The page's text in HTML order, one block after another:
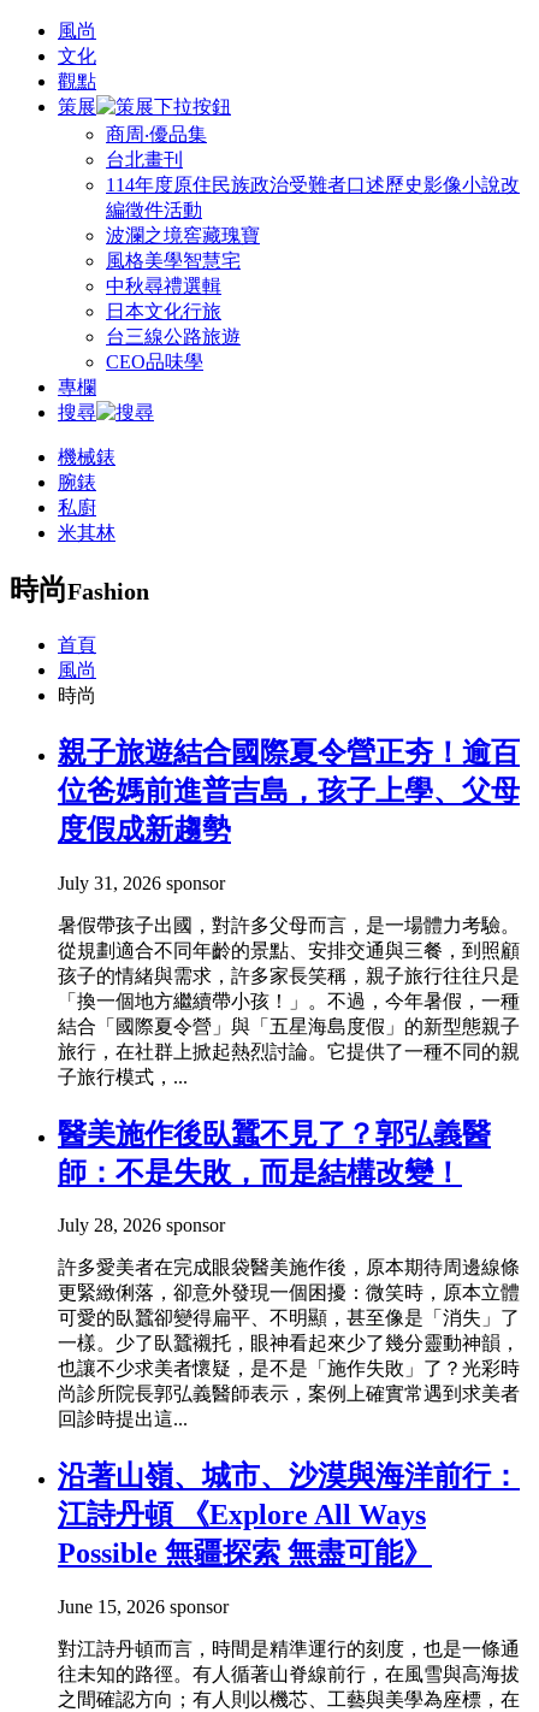
風尚
文化
觀點
策展
商周‧優品集
台北畫刊
114年度原住民族政治受難者口述歷史影像小說改
編徵件活動
波瀾之境窖藏瑰寶
風格美學智慧宅
中秋尋禮選輯
日本文化行旅
台三線公路旅遊
CEO品味學
專欄
搜尋
機械錶
腕錶
私廚
米其林
時尚Fashion
首頁
風尚
時尚
親子旅遊結合國際夏令營正夯！逾百
位爸媽前進普吉島，孩子上學、父母
度假成新趨勢
July 31, 2026 sponsor
暑假帶孩子出國，對許多父母而言，是一場體力考驗。
從規劃適合不同年齡的景點、安排交通與三餐，到照顧
孩子的情緒與需求，許多家長笑稱，親子旅行往往只是
「換一個地方繼續帶小孩！」。不過，今年暑假，一種
結合「國際夏令營」與「五星海島度假」的新型態親子
旅行，在社群上掀起熱烈討論。它提供了一種不同的親
子旅行模式，...
醫美施作後臥蠶不見了？郭弘義醫
師：不是失敗，而是結構改變！
July 28, 2026 sponsor
許多愛美者在完成眼袋醫美施作後，原本期待周邊線條
更緊緻俐落，卻意外發現一個困擾：微笑時，原本立體
可愛的臥蠶卻變得扁平、不明顯，甚至像是「消失」了
一樣。少了臥蠶襯托，眼神看起來少了幾分靈動神韻，
也讓不少求美者懷疑，是不是「施作失敗」了？光彩時
尚診所院長郭弘義醫師表示，案例上確實常遇到求美者
回診時提出這...
沿著山嶺、城市、沙漠與海洋前行：
江詩丹頓 《Explore All Ways
Possible 無疆探索 無盡可能》
June 15, 2026 sponsor
對江詩丹頓而言，時間是精準運行的刻度，也是一條通
往未知的路徑。有人循著山脊線前行，在風雪與高海拔
之間確認方向；有人則以機芯、工藝與美學為座標，在